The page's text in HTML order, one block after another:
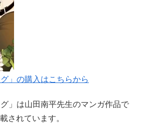
」の購入はこちらから
グ」は山田南平先生のマンガ作品で
されています。